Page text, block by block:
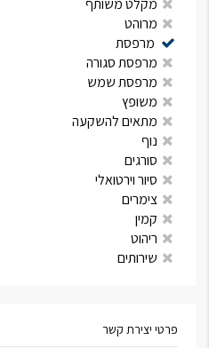
מקלט משותף
מרוהט
מרפסת
מרפסת סגורה
מרפסת שמש
משופץ
מתאים להשקעה
נוף
סורגים
סיור וירטואלי
צימרים
קמין
ריהוט
שירותים
פרטי יצירת קשר